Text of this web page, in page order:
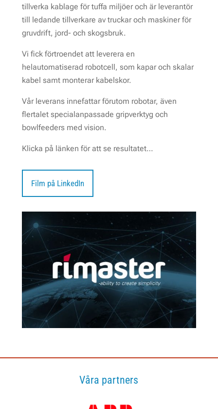
tillverka kablage för tuffa miljöer och är leverantör
till ledande tillverkare av truckar och maskiner för
gruvdrift, jord- och skogsbruk.
Vi fick förtroendet att leverera en
helautomatiserad robotcell, som kapar och skalar
kabel samt monterar kabelskor.
Vår leverans innefattar förutom robotar, även
flertalet specialanpassade gripverktyg och
bowlfeeders med vision.
Klicka på länken för att se resultatet…
Film på LinkedIn
Våra partners